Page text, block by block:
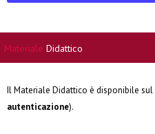
Materiale Didattico
Il Materiale Didattico è disponibile sul
autenticazione).